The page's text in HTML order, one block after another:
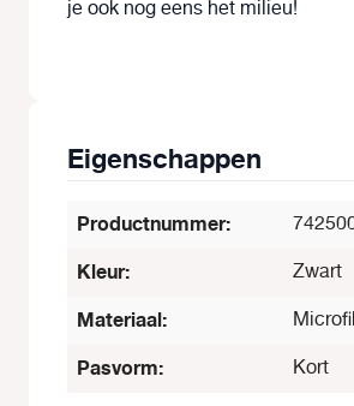
je ook nog eens het milieu!
Eigenschappen
Productnummer:
Kleur: Zwart
Materiaal:
Pasvorm: Kort